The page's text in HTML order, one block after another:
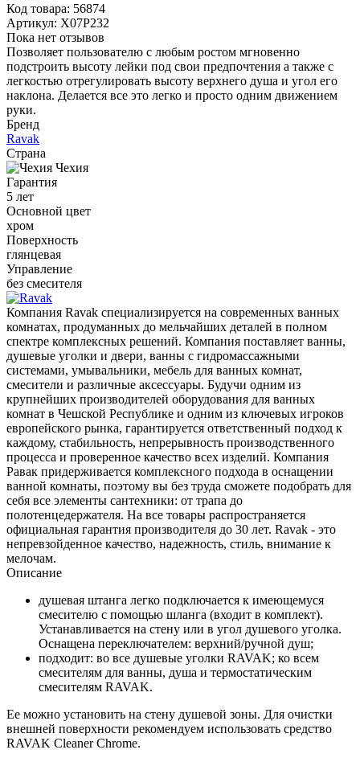
Код товара: 56874
Артикул: X07P232
Пока нет отзывов
Позволяет пользователю с любым ростом мгновенно
подстроить высоту лейки под свои предпочтения а также с
легкостью отрегулировать высоту верхнего душа и угол его
наклона. Делается все это легко и просто одним движением
руки.
Бренд
Ravak
Страна
Чехия
Гарантия
5 лет
Основной цвет
хром
Поверхность
глянцевая
Управление
без смесителя
Компания Ravak специализируется на современных ванных
комнатах, продуманных до мельчайших деталей в полном
спектре комплексных решений. Компания поставляет ванны,
душевые уголки и двери, ванны с гидромассажными
системами, умывальники, мебель для ванных комнат,
смесители и различные аксессуары. Будучи одним из
крупнейших производителей оборудования для ванных
комнат в Чешской Республике и одним из ключевых игроков
европейского рынка, гарантируется ответственный подход к
каждому, стабильность, непрерывность производственного
процесса и проверенное качество всех изделий. Компания
Равак придерживается комплексного подхода в оснащении
ванной комнаты, поэтому вы без труда сможете подобрать для
себя все элементы сантехники: от трапа до
полотенцедержателя. На все товары распространяется
официальная гарантия производителя до 30 лет. Ravak - это
непревзойденное качество, надежность, стиль, внимание к
мелочам.
Описание
душевая штанга легко подключается к имеющемуся
смесителю с помощью шланга (входит в комплект).
Устанавливается на стену или в угол душевого уголка.
Оснащена переключателем: верхний/ручной душ;
подходит: во все душевые уголки RAVAK; ко всем
смесителям для ванны, душа и термостатическим
смесителям RAVAK.
Ее можно установить на стену душевой зоны. Для очистки
внешней поверхности рекомендуем использовать средство
RAVAK Cleaner Chrome.